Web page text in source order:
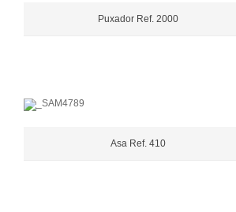
Puxador Ref. 2000
Asa Ref. 410